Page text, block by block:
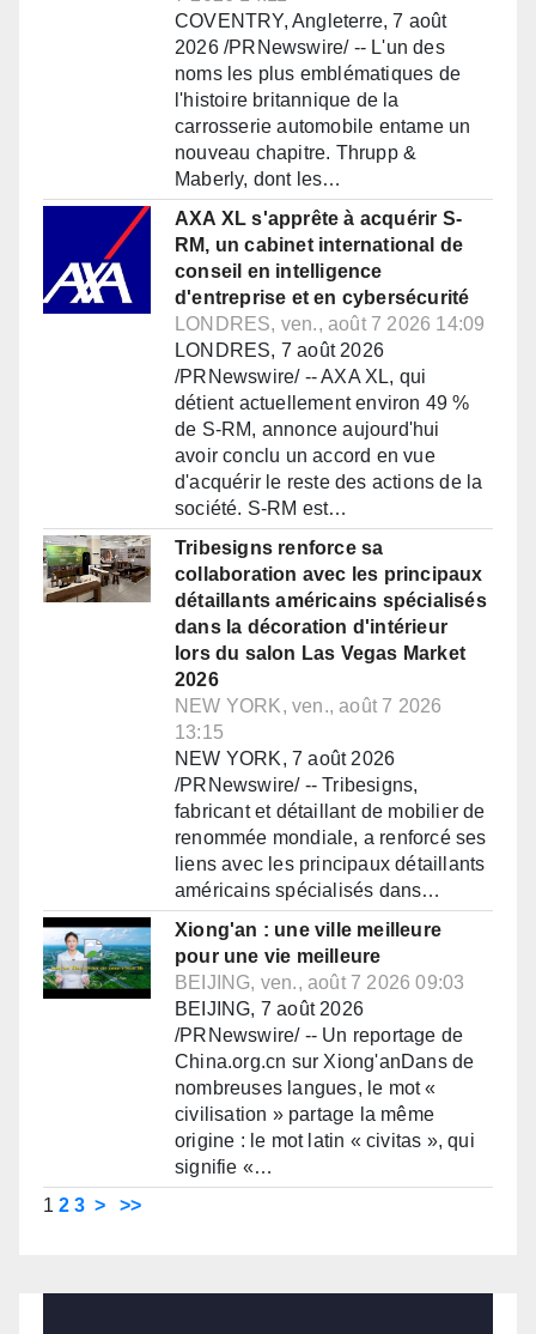
COVENTRY, Angleterre, 7 août
2026 /PRNewswire/ -- L'un des
noms les plus emblématiques de
l'histoire britannique de la
carrosserie automobile entame un
nouveau chapitre. Thrupp &
Maberly, dont les…
AXA XL s'apprête à acquérir S-
RM, un cabinet international de
conseil en intelligence
d'entreprise et en cybersécurité
LONDRES, ven., août 7 2026 14:09
LONDRES, 7 août 2026
/PRNewswire/ -- AXA XL, qui
détient actuellement environ 49 %
de S-RM, annonce aujourd'hui
avoir conclu un accord en vue
d'acquérir le reste des actions de la
société. S-RM est…
Tribesigns renforce sa
collaboration avec les principaux
détaillants américains spécialisés
dans la décoration d'intérieur
lors du salon Las Vegas Market
2026
NEW YORK, ven., août 7 2026
13:15
NEW YORK, 7 août 2026
/PRNewswire/ -- Tribesigns,
fabricant et détaillant de mobilier de
renommée mondiale, a renforcé ses
liens avec les principaux détaillants
américains spécialisés dans…
Xiong'an : une ville meilleure
pour une vie meilleure
BEIJING, ven., août 7 2026 09:03
BEIJING, 7 août 2026
/PRNewswire/ -- Un reportage de
China.org.cn sur Xiong'anDans de
nombreuses langues, le mot «
civilisation » partage la même
origine : le mot latin « civitas », qui
signifie «…
1 2 3 > >>